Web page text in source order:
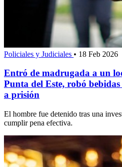
Policiales y Judiciales • 18 Feb 2026
Entró de madrugada a un
Punta del Este, robó
a prisión
El hombre fue detenido tras una
cumplir pena efectiva.